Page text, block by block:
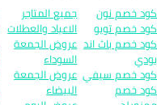
خصم نون
خصم تويو
خصم باث اند
خصم سيفي
خصم
جميع المتاجر
الاعياد والعطلات
عروض الجمعة
السوداء
عروض الجمعة
البيضاء